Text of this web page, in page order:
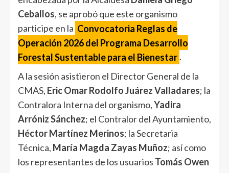
Ceballos, se aprobó que este organismo
participe en la Convocatoria Reglas de
Operación 2026 del Programa Desarrollo
Forestal Sustentable para el Bienestar .
A la sesión asistieron el Director General de la
CMAS, Eric Omar Rodolfo Juárez Valladares; la
Contralora Interna del organismo,Yadira
Arróniz Sánchez; el Contralor del Ayuntamiento,
Héctor Martínez Merinos; la Secretaria
Técnica, María Magda Zayas Muñoz; así como
los representantes de los usuarios Tomás Owen